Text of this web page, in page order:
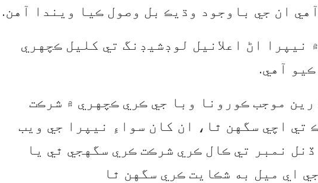
ان جي باوجود وڌيڪ بل وصول ڪيا ويندا آهن.
نيپرا اڻ اعلانيل لوڊشيڊنگ تي کليل ڪچهري
ڪيو آهي.
موجب ڪورونا وبا جي ڪري ڪچهري ۾ شرڪت
تي اچي سگهن ٿا، ان کان سواءِ نيپرا جي ويب
نمبر تي ڪال ڪري شرڪت ڪري سگهجي ٿي يا
اي ميل به شڪايت ڪري سگهن ٿا